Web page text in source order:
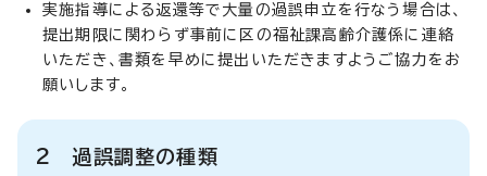
実施指導による返還等で大量の過誤申立を行なう場合は、
提出期限に関わらず事前に区の福祉課高齢介護係に連絡
いただき、書類を早めに提出いただきますようご協力をお
願いします。
2 過誤調整の種類